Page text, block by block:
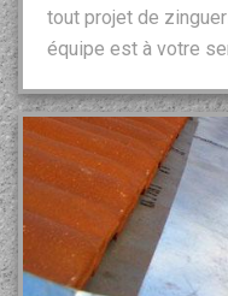
tout projet de
équipe est à votre